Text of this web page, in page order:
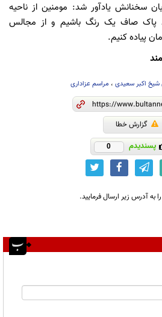
سخنانش یادآور شد: مومنین از ناحیه
پاک صاف یک رنگ باشیم و از مجالس
پیاده کنیم.
شیخ اکبر سعیدی ، مراسم عزاداری
گزارش خطا
پسندیدم 0
به آدرس زیر ارسال فرمایید.